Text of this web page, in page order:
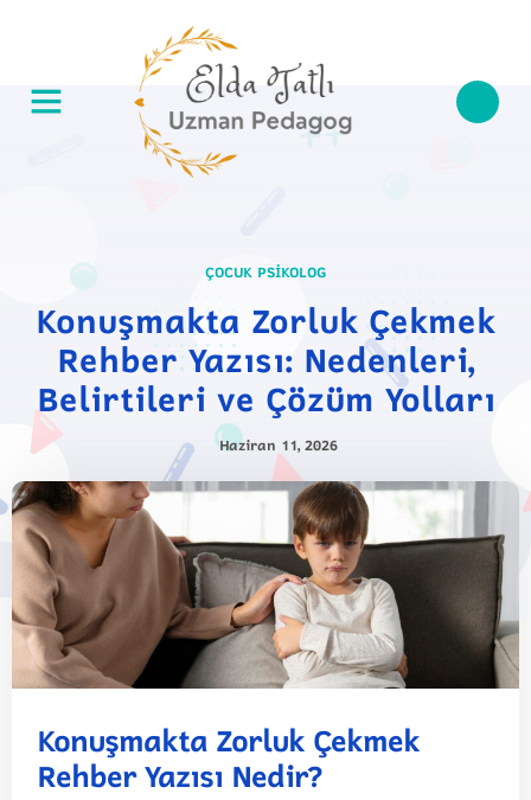
ÇOCUK PSIKOLOG
Konuşmakta Zorluk Çekmek
Rehber Yazısı: Nedenleri,
Belirtileri ve Çözüm Yolları
Haziran 11, 2026
Konuşmakta Zorluk Çekmek
Rehber Yazısı Nedir?